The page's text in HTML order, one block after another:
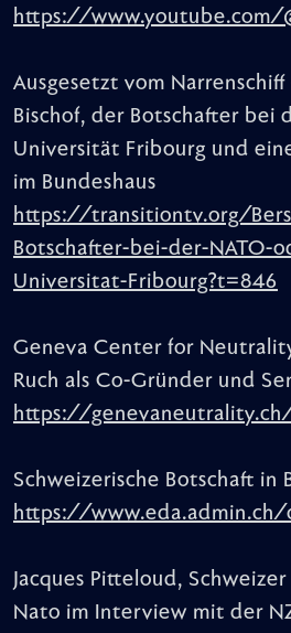
https://www.youtube.com/
Ausgesetzt vom
Bischof, der Botschafter bei
Universität Fribourg und
im Bundeshaus
https://transitiontv.org/
Botschafter-bei-der-NATO-
Universitat-Fribourg?t=846
Geneva Center for
Ruch als Co-Gründer und
https://
Schweizerische Botschaft in
https://
Jacques Pitteloud,
Nato im Interview mit der